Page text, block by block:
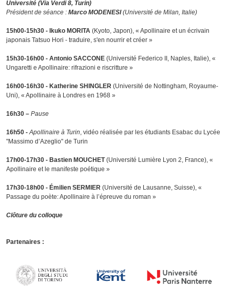
Université (Via Verdi 8, Turin)
Président de séance : Marco MODENESI(Université de Milan, Italie)
15h00-15h30 - Ikuko MORITA (Kyoto, Japon), « Apollinaire et un écrivain
japonais Tatsuo Hori - traduire, s'en nourrir et créer »
15h30-16h00 - Antonio SACCONE (Université Federico II, Naples, Italie), «
Ungaretti e Apollinaire: rifrazioni e riscritture »
16h00-16h30 - Katherine SHINGLER (Université de Nottingham, Royaume-
Uni), « Apollinaire à Londres en 1968 »
16h30 – Pause
16h50 - Apollinaire à Turin, vidéo réalisée par les étudiants Esabac du Lycée
"Massimo d’Azeglio" de Turin
17h00-17h30 - Bastien MOUCHET(Université Lumière Lyon 2, France), «
Apollinaire et le manifeste poétique »
17h30-18h00 - Émilien SERMIER (Université de Lausanne, Suisse), «
Passage du poète: Apollinaire à l’épreuve du roman »
Clôture du colloque
Partenaires :